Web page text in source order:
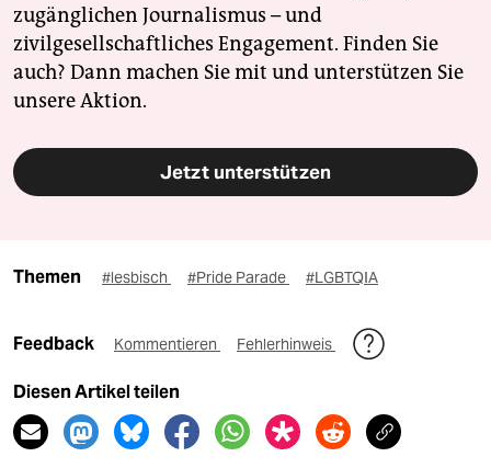
zugänglichen Journalismus – und
zivilgesellschaftliches Engagement. Finden Sie
auch? Dann machen Sie mit und unterstützen Sie
unsere Aktion.
Jetzt unterstützen
Themen #lesbisch #Pride Parade #LGBTQIA
Feedback Kommentieren Fehlerhinweis
Diesen Artikel teilen